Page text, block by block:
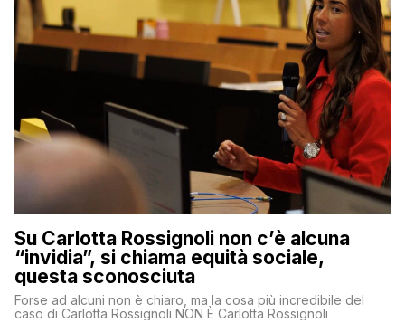
Su Carlotta Rossignoli non c’è alcuna
“invidia”, si chiama equità sociale,
questa sconosciuta
Forse ad alcuni non è chiaro, ma la cosa più incredibile del
caso di Carlotta Rossignoli NON È Carlotta Rossignoli